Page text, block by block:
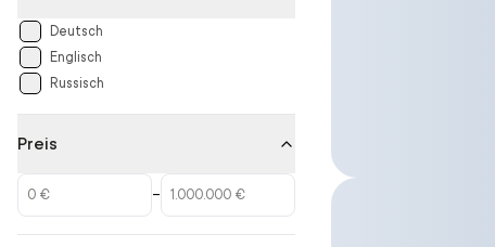
Deutsch
Englisch
Russisch
Preis
–